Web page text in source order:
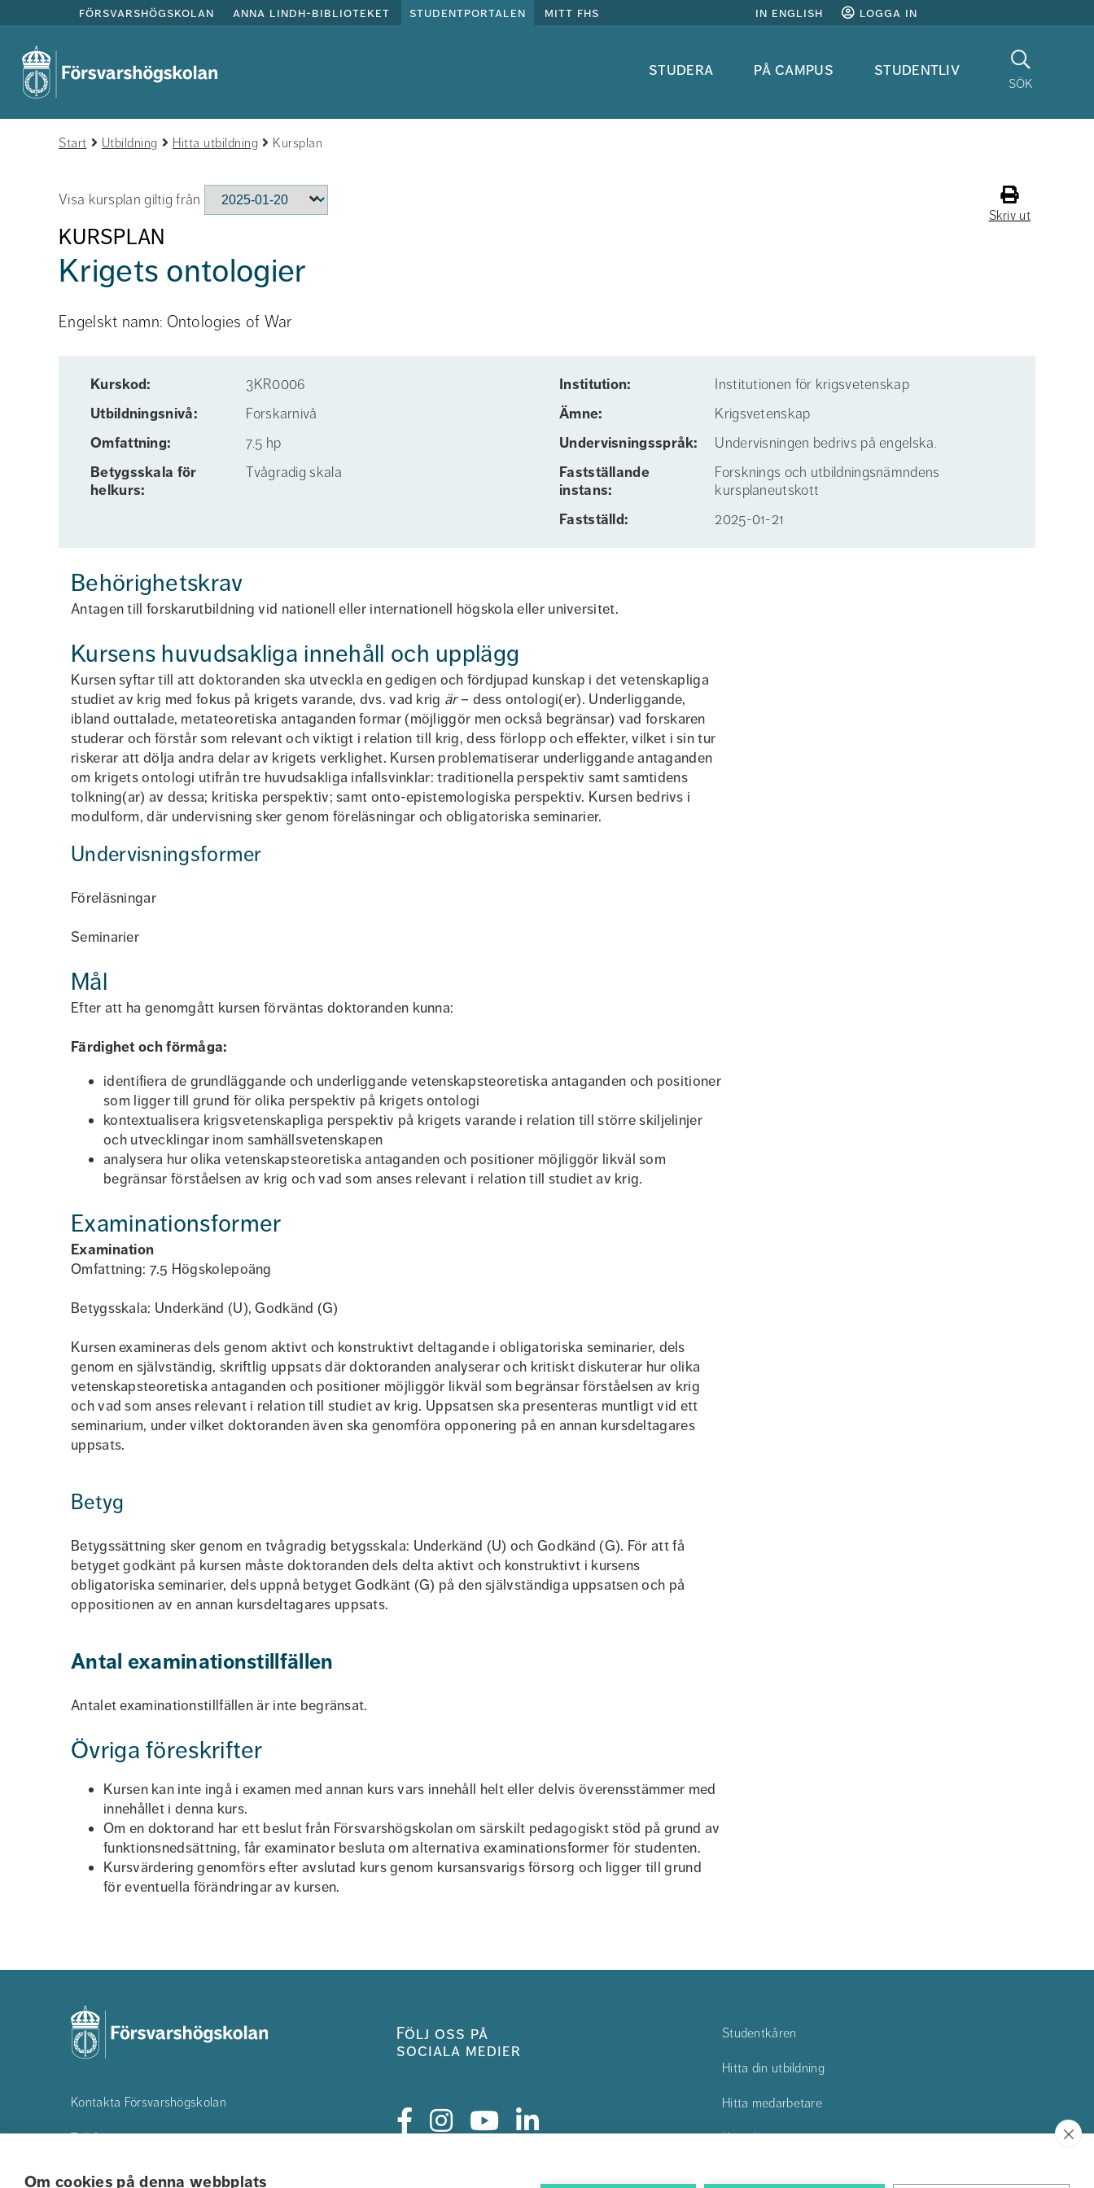
Om cookies på denna webbplats
försvarshögskolan anna lindh-biblioteket studentportalen mitt fhs in english logga in
studera på campus studentliv
sök
Sök
Start Utbildning Hitta utbildning Kursplan
Skriv ut
Visa kursplan giltig från
KURSPLAN
Krigets ontologier
Engelskt namn: Ontologies of War
Kurskod:
3KR0006
Utbildnings­nivå:
Forskarnivå
Omfattning:
7.5 hp
Betygs­skala för
helkurs:
Tvågradig skala
Institution:
Institutionen för krigsvetenskap
Ämne:
Krigsvetenskap
Undervisnings­språk:
Undervisningen bedrivs på engelska.
Fastställande
instans:
Forsknings och utbildningsnämndens
kursplaneutskott
Fastställd:
2025-01-21
Behörighetskrav
Antagen till forskarutbildning vid nationell eller internationell högskola eller universitet.
Kursens huvudsakliga innehåll och upplägg
Kursen syftar till att doktoranden ska utveckla en gedigen och fördjupad kunskap i det vetenskapliga
studiet av krig med fokus på krigets varande, dvs. vad krig är– dess ontologi(er). Underliggande,
ibland outtalade, metateoretiska antaganden formar (möjliggör men också begränsar) vad forskaren
studerar och förstår som relevant och viktigt i relation till krig, dess förlopp och effekter, vilket i sin tur
riskerar att dölja andra delar av krigets verklighet. Kursen problematiserar underliggande antaganden
om krigets ontologi utifrån tre huvudsakliga infallsvinklar: traditionella perspektiv samt samtidens
tolkning(ar) av dessa; kritiska perspektiv; samt onto-epistemologiska perspektiv. Kursen bedrivs i
modulform, där undervisning sker genom föreläsningar och obligatoriska seminarier.
Undervisningsformer
Föreläsningar
Seminarier
Mål
Efter att ha genomgått kursen förväntas doktoranden kunna:
Färdighet och förmåga:
identifiera de grundläggande och underliggande vetenskapsteoretiska antaganden och positioner
som ligger till grund för olika perspektiv på krigets ontologi
kontextualisera krigsvetenskapliga perspektiv på krigets varande i relation till större skiljelinjer
och utvecklingar inom samhällsvetenskapen
analysera hur olika vetenskapsteoretiska antaganden och positioner möjliggör likväl som
begränsar förståelsen av krig och vad som anses relevant i relation till studiet av krig.
Examinationsformer
Examination
Omfattning: 7.5 Högskolepoäng
Betygsskala: Underkänd (U), Godkänd (G)
Kursen examineras dels genom aktivt och konstruktivt deltagande i obligatoriska seminarier, dels
genom en självständig, skriftlig uppsats där doktoranden analyserar och kritiskt diskuterar hur olika
vetenskapsteoretiska antaganden och positioner möjliggör likväl som begränsar förståelsen av krig
och vad som anses relevant i relation till studiet av krig. Uppsatsen ska presenteras muntligt vid ett
seminarium, under vilket doktoranden även ska genomföra opponering på en annan kursdeltagares
uppsats.
Betyg
Betygssättning sker genom en tvågradig betygsskala: Underkänd (U) och Godkänd (G). För att få
betyget godkänt på kursen måste doktoranden dels delta aktivt och konstruktivt i kursens
obligatoriska seminarier, dels uppnå betyget Godkänt (G) på den självständiga uppsatsen och på
oppositionen av en annan kursdeltagares uppsats.
Antal examinationstillfällen
Antalet examinationstillfällen är inte begränsat.
Övriga föreskrifter
Kursen kan inte ingå i examen med annan kurs vars innehåll helt eller delvis överensstämmer med
innehållet i denna kurs.
Om en doktorand har ett beslut från Försvarshögskolan om särskilt pedagogiskt stöd på grund av
funktionsnedsättning, får examinator besluta om alternativa examinationsformer för studenten.
Kursvärdering genomförs efter avslutad kurs genom kursansvarigs försorg och ligger till grund
för eventuella förändringar av kursen.
Kontakta Försvarshögskolan
Telefon: 08-55342500
E-post: registrator@fhs.se
Följ oss på
sociala medier
Studentkåren
Hitta din utbildning
Hitta medarbetare
Kontakta oss